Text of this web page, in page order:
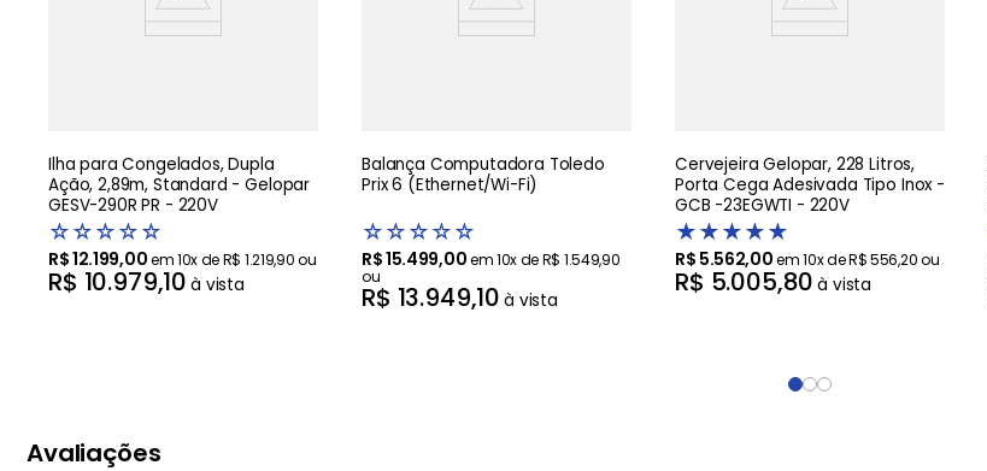
Ilha para Congelados, Dupla
Ação, 2,89m, Standard - Gelopar
GESV-290R PR - 220V
☆☆☆☆☆
R$12.199,00em10x deR$ 1.219,90ou
R$ 10.979,10 à vista
Balança Computadora Toledo
Prix 6 (Ethernet/Wi-Fi)
☆☆☆☆☆
R$15.499,00em10x deR$ 1.549,90
ou
R$ 13.949,10 à vista
Cervejeira Gelopar, 228 Litros,
Porta Cega Adesivada Tipo Inox -
GCB -23EGWTI - 220V
★★★★★
R$ 5.562,00em10x deR$556,20ou
R$ 5.005,80 à vista
Avaliações